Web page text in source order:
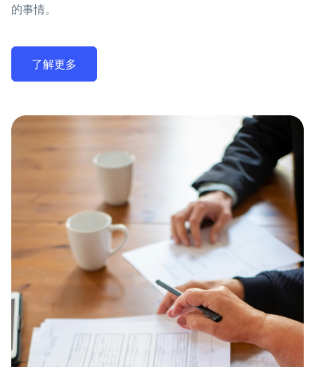
的事情。
了解更多